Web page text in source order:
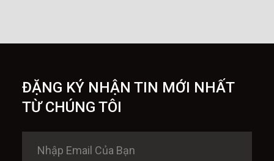
ĐẶNG KÝ NHẬN TIN MỚI NHẤT
TỪ CHÚNG TÔI